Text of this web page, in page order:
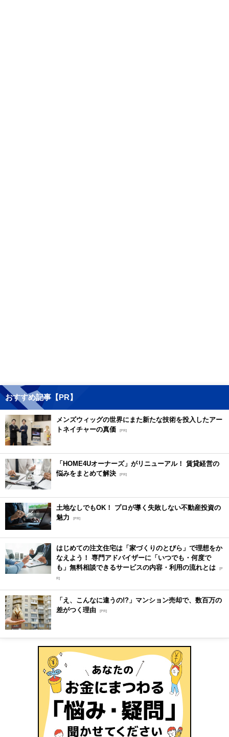
おすすめ記事【PR】
メンズウィッグの世界にまた新たな技術を投入したアー
トネイチャーの真価 [PR]
「HOME4Uオーナーズ」がリニューアル！ 賃貸経営の
悩みをまとめて解決 [PR]
土地なしでもOK！ プロが導く失敗しない不動産投資の
魅力
[PR]
はじめての注文住宅は「家づくりのとびら」で理想をか
なえよう！ 専門アドバイザーに「いつでも・何度で
も」無料相談できるサービスの内容・利用の流れとは [P
R]
「え、こんなに違うの!?」マンション売却で、数百万の
差がつく理由 [PR]